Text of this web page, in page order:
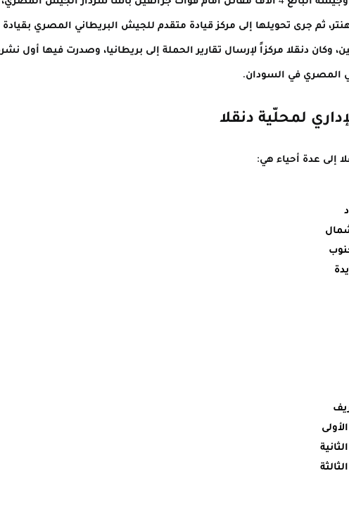
هنتر، ثم جرى تحويلها إلى مركز قيادة متقدم للجيش البريطاني المصري
وكان دنقلا مركزاً لإرسال تقارير الحملة إلى بريطانيا، وصدرت فيها أول
المصري في السودان.
لمحلّية دنقلا
إلى عدة أحياء هي: